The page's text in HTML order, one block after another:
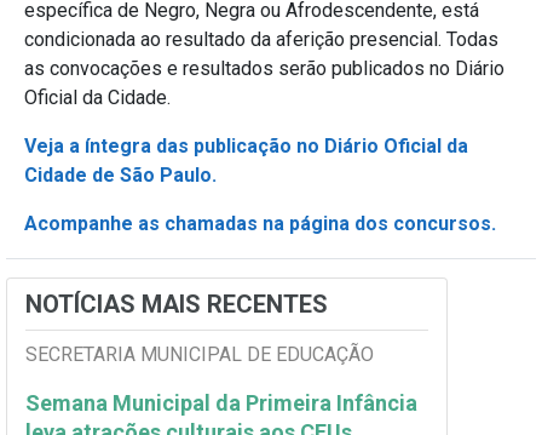
específica de Negro, Negra ou Afrodescendente, está
condicionada ao resultado da aferição presencial. Todas
as convocações e resultados serão publicados no Diário
Oficial da Cidade.
Veja a íntegra das publicação no Diário Oficial da
Cidade de São Paulo.
Acompanhe as chamadas na página dos concursos.
NOTÍCIAS MAIS RECENTES
SECRETARIA MUNICIPAL DE EDUCAÇÃO
Semana Municipal da Primeira Infância